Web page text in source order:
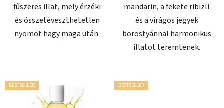
fűszeres illat, mely érzéki
és összetéveszthetetlen
nyomot hagy maga után.
mandarin, a fekete ribizli
és a virágos jegyek
borostyánnal harmonikus
illatot teremtenek.
BESTSELLER BESTSELLER